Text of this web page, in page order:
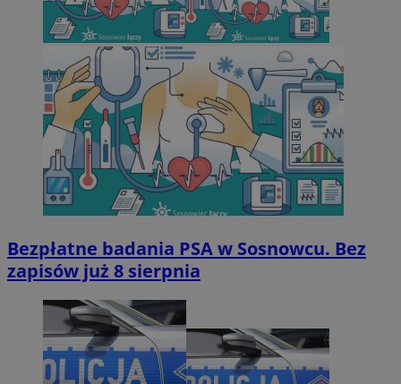
Bezpłatne badania PSA w Sosnowcu. Bez
zapisów już 8 sierpnia